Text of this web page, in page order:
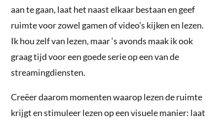
aan te gaan, laat het naast elkaar bestaan en geef
ruimte voor zowel gamen of video’s kijken en lezen.
Ik hou zelf van lezen, maar ‘s avonds maak ik ook
graag tijd voor een goede serie op een van de
streamingdiensten.
Creëer daarom momenten waarop lezen de ruimte
krijgt en stimuleer lezen op een visuele manier: laat